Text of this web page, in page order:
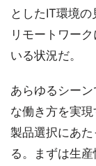
としたIT環境の
リモートワー
いる状況だ。
あらゆるシー
な働き方を実現
製品選択にあ
る。まずは生